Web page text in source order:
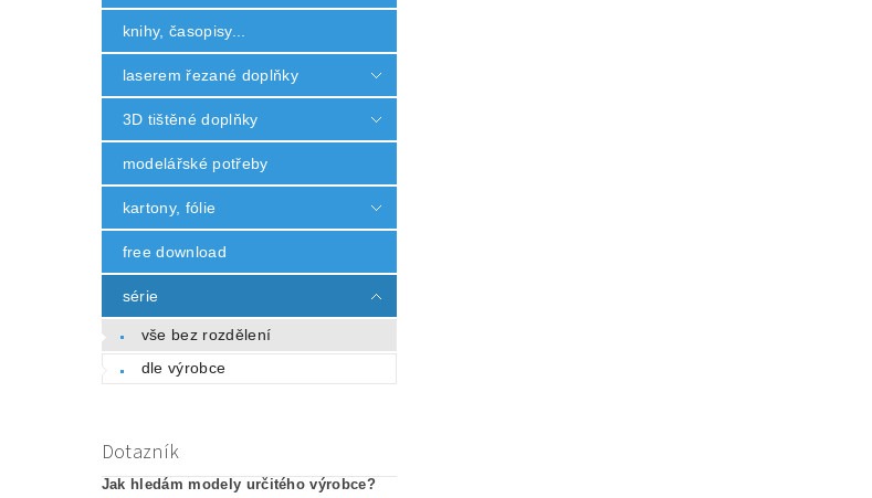
knihy, časopisy...
laserem řezané doplňky
3D tištěné doplňky
modelářské potřeby
kartony, fólie
free download
série
vše bez rozdělení
dle výrobce
Dotazník
Jak hledám modely určitého výrobce?